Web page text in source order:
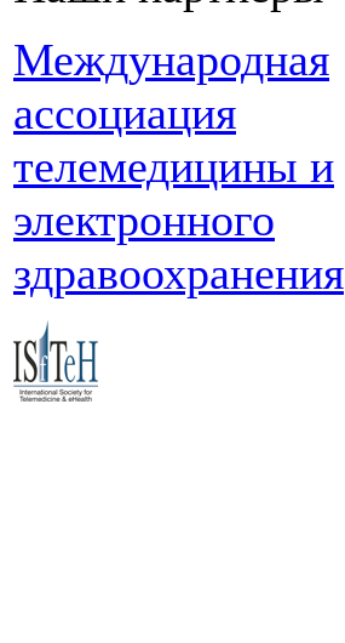
Международная
ассоциация
телемедицины и
электронного
здравоохранения